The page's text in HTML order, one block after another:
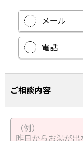
メール
電話
ご相談内容